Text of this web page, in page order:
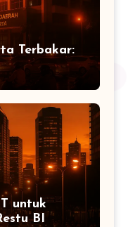
Terbakar:
untuk
BI